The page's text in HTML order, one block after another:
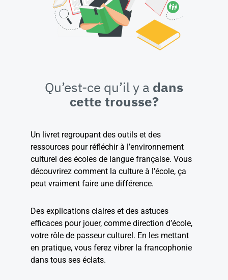
Qu’est-ce qu’il y a dans
cette trousse?
Un livret regroupant des outils et des
ressources pour réfléchir à l’environnement
culturel des écoles de langue française. Vous
découvrirez comment la culture à l’école, ça
peut vraiment faire une différence.
Des explications claires et des astuces
efficaces pour jouer, comme direction d’école,
votre rôle de passeur culturel. En les mettant
en pratique, vous ferez vibrer la francophonie
dans tous ses éclats.